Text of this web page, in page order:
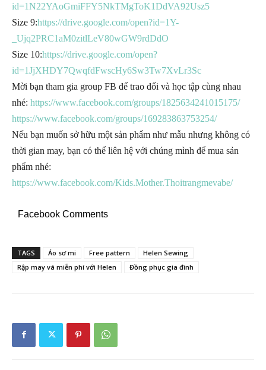
id=1N22YAoGmiFFY5NkTMgToK1DdVA92Usz5
Size 9:https://drive.google.com/open?id=1Y-
_Ujq2PRC1aM0zitlLeV80wGW9rdDdO
Size 10:https://drive.google.com/open?
id=1JjXHDY7QwqfdFwscHy6Sw3Tw7XvLr3Sc
Mời bạn tham gia group FB để trao đổi và học tập cùng nhau
nhé: https://www.facebook.com/groups/1825634241015175/
https://www.facebook.com/groups/169283863753254/
Nếu bạn muốn sở hữu một sản phẩm như mẫu nhưng không có
thời gian may, bạn có thể liên hệ với chúng mình để mua sản
phẩm nhé:
https://www.facebook.com/Kids.Mother.Thoitrangmevabe/
Facebook Comments
TAGS Áo sơ mi Free pattern
Helen Sewing
Rập may vá miễn phí với Helen
Đồng phục gia đình